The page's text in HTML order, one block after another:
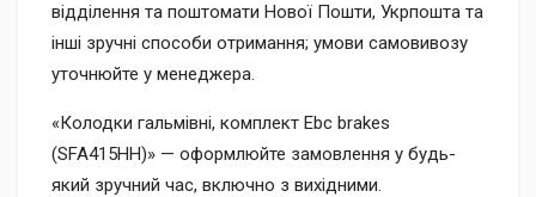
відділення та поштомати Нової Пошти, Укрпошта та
інші зручні способи отримання; умови самовивозу
уточнюйте у менеджера.
«Колодки гальмівні, комплект Ebc brakes
(SFA415HH)» — оформлюйте замовлення у будь-
який зручний час, включно з вихідними.